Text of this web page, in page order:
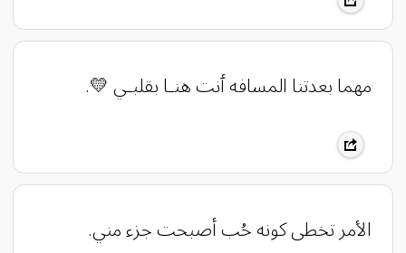
‏مهما بعدتنا المسافه ٲنت هنـا بقلبـي 💛.
الأمر تخطى كونه حُب أصبحت جزء مني.